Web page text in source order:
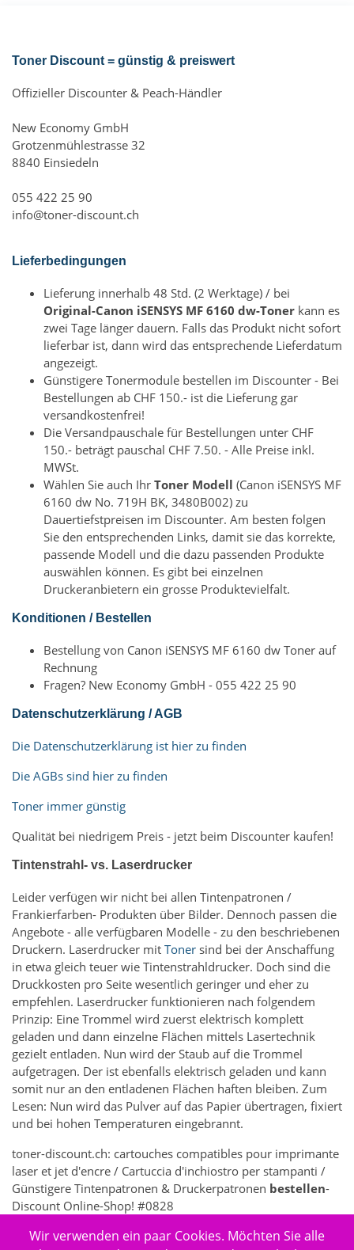
Toner Discount = günstig & preiswert
Offizieller Discounter & Peach-Händler
New Economy GmbH
Grotzenmühlestrasse 32
8840 Einsiedeln
055 422 25 90
info@toner-discount.ch
Lieferbedingungen
Lieferung innerhalb 48 Std. (2 Werktage) / bei
Original-Canon iSENSYS MF 6160 dw-Toner kann es
zwei Tage länger dauern. Falls das Produkt nicht sofort
lieferbar ist, dann wird das entsprechende Lieferdatum
angezeigt.
Günstigere Tonermodule bestellen im Discounter - Bei
Bestellungen ab CHF 150.- ist die Lieferung gar
versandkostenfrei!
Die Versandpauschale für Bestellungen unter CHF
150.- beträgt pauschal CHF 7.50. - Alle Preise inkl.
MWSt.
Wählen Sie auch Ihr Toner Modell (Canon iSENSYS MF
6160 dw No. 719H BK, 3480B002) zu
Dauertiefstpreisen im Discounter. Am besten folgen
Sie den entsprechenden Links, damit sie das korrekte,
passende Modell und die dazu passenden Produkte
auswählen können. Es gibt bei einzelnen
Druckeranbietern ein grosse Produktevielfalt.
Konditionen / Bestellen
Bestellung von Canon iSENSYS MF 6160 dw Toner auf
Rechnung
Fragen? New Economy GmbH - 055 422 25 90
Datenschutzerklärung / AGB
Die Datenschutzerklärung ist hier zu finden
Die AGBs sind hier zu finden
Toner immer günstig
Qualität bei niedrigem Preis - jetzt beim Discounter kaufen!
Tintenstrahl- vs. Laserdrucker
Leider verfügen wir nicht bei allen Tintenpatronen /
Frankierfarben- Produkten über Bilder. Dennoch passen die
Angebote - alle verfügbaren Modelle - zu den beschriebenen
Druckern. Laserdrucker mit Toner sind bei der Anschaffung
in etwa gleich teuer wie Tintenstrahldrucker. Doch sind die
Druckkosten pro Seite wesentlich geringer und eher zu
empfehlen. Laserdrucker funktionieren nach folgendem
Prinzip: Eine Trommel wird zuerst elektrisch komplett
geladen und dann einzelne Flächen mittels Lasertechnik
gezielt entladen. Nun wird der Staub auf die Trommel
aufgetragen. Der ist ebenfalls elektrisch geladen und kann
somit nur an den entladenen Flächen haften bleiben. Zum
Lesen: Nun wird das Pulver auf das Papier übertragen, fixiert
und bei hohen Temperaturen eingebrannt.
toner-discount.ch: cartouches compatibles pour imprimante
laser et jet d'encre / Cartuccia d'inchiostro per stampanti /
Günstigere Tintenpatronen & Druckerpatronen bestellen-
Discount Online-Shop! #0828
356 - Elektronik > Drucken, Kopieren, Scannen & Faxen >
Wir verwenden ein paar Cookies. Möchten Sie alle